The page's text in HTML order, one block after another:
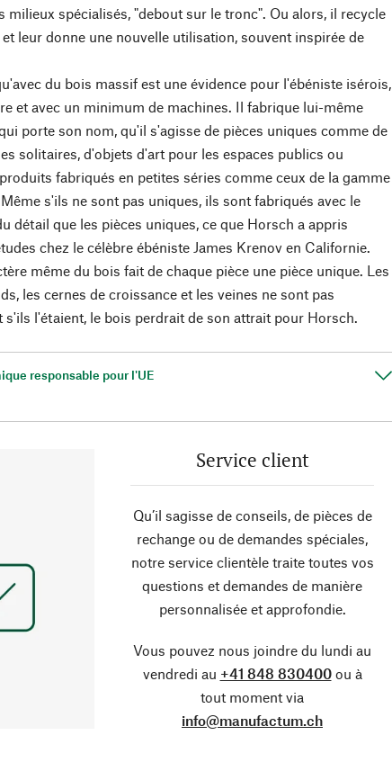
milieux spécialisés, "debout sur le tronc". Ou alors, il recycle
leur donne une nouvelle utilisation, souvent inspirée de
du bois massif est une évidence pour l'ébéniste isérois,
et avec un minimum de machines. Il fabrique lui-même
porte son nom, qu'il s'agisse de pièces uniques comme de
solitaires, d'objets d'art pour les espaces publics ou
fabriqués en petites séries comme ceux de la gamme
s'ils ne sont pas uniques, ils sont fabriqués avec le
détail que les pièces uniques, ce que Horsch a appris
chez le célèbre ébéniste James Krenov en Californie.
même du bois fait de chaque pièce une pièce unique. Les
les cernes de croissance et les veines ne sont pas
s'ils l'étaient, le bois perdrait de son attrait pour Horsch.
responsable pour l'UE
Service client
Qu’il sagisse de conseils, de pièces de
rechange ou de demandes spéciales,
notre service clientèle traite toutes vos
questions et demandes de manière
personnalisée et approfondie.
Vous pouvez nous joindre du lundi au
vendredi au +41 848 830400ou à
tout moment via
info@manufactum.ch